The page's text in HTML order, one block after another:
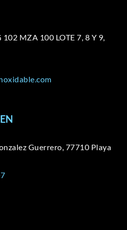
MZA 100 LOTE 7, 8 Y 9,
Guerrero, 77710 Playa